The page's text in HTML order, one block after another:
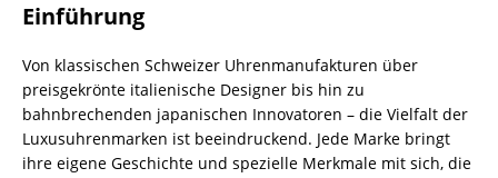
Einführung
Von klassischen Schweizer Uhrenmanufakturen über
preisgekrönte italienische Designer bis hin zu
bahnbrechenden japanischen Innovatoren – die Vielfalt der
Luxusuhrenmarken ist beeindruckend. Jede Marke bringt
ihre eigene Geschichte und spezielle Merkmale mit sich, die